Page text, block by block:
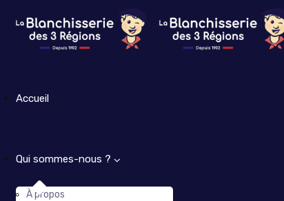
Accueil
Qui sommes-nous ?
À propos